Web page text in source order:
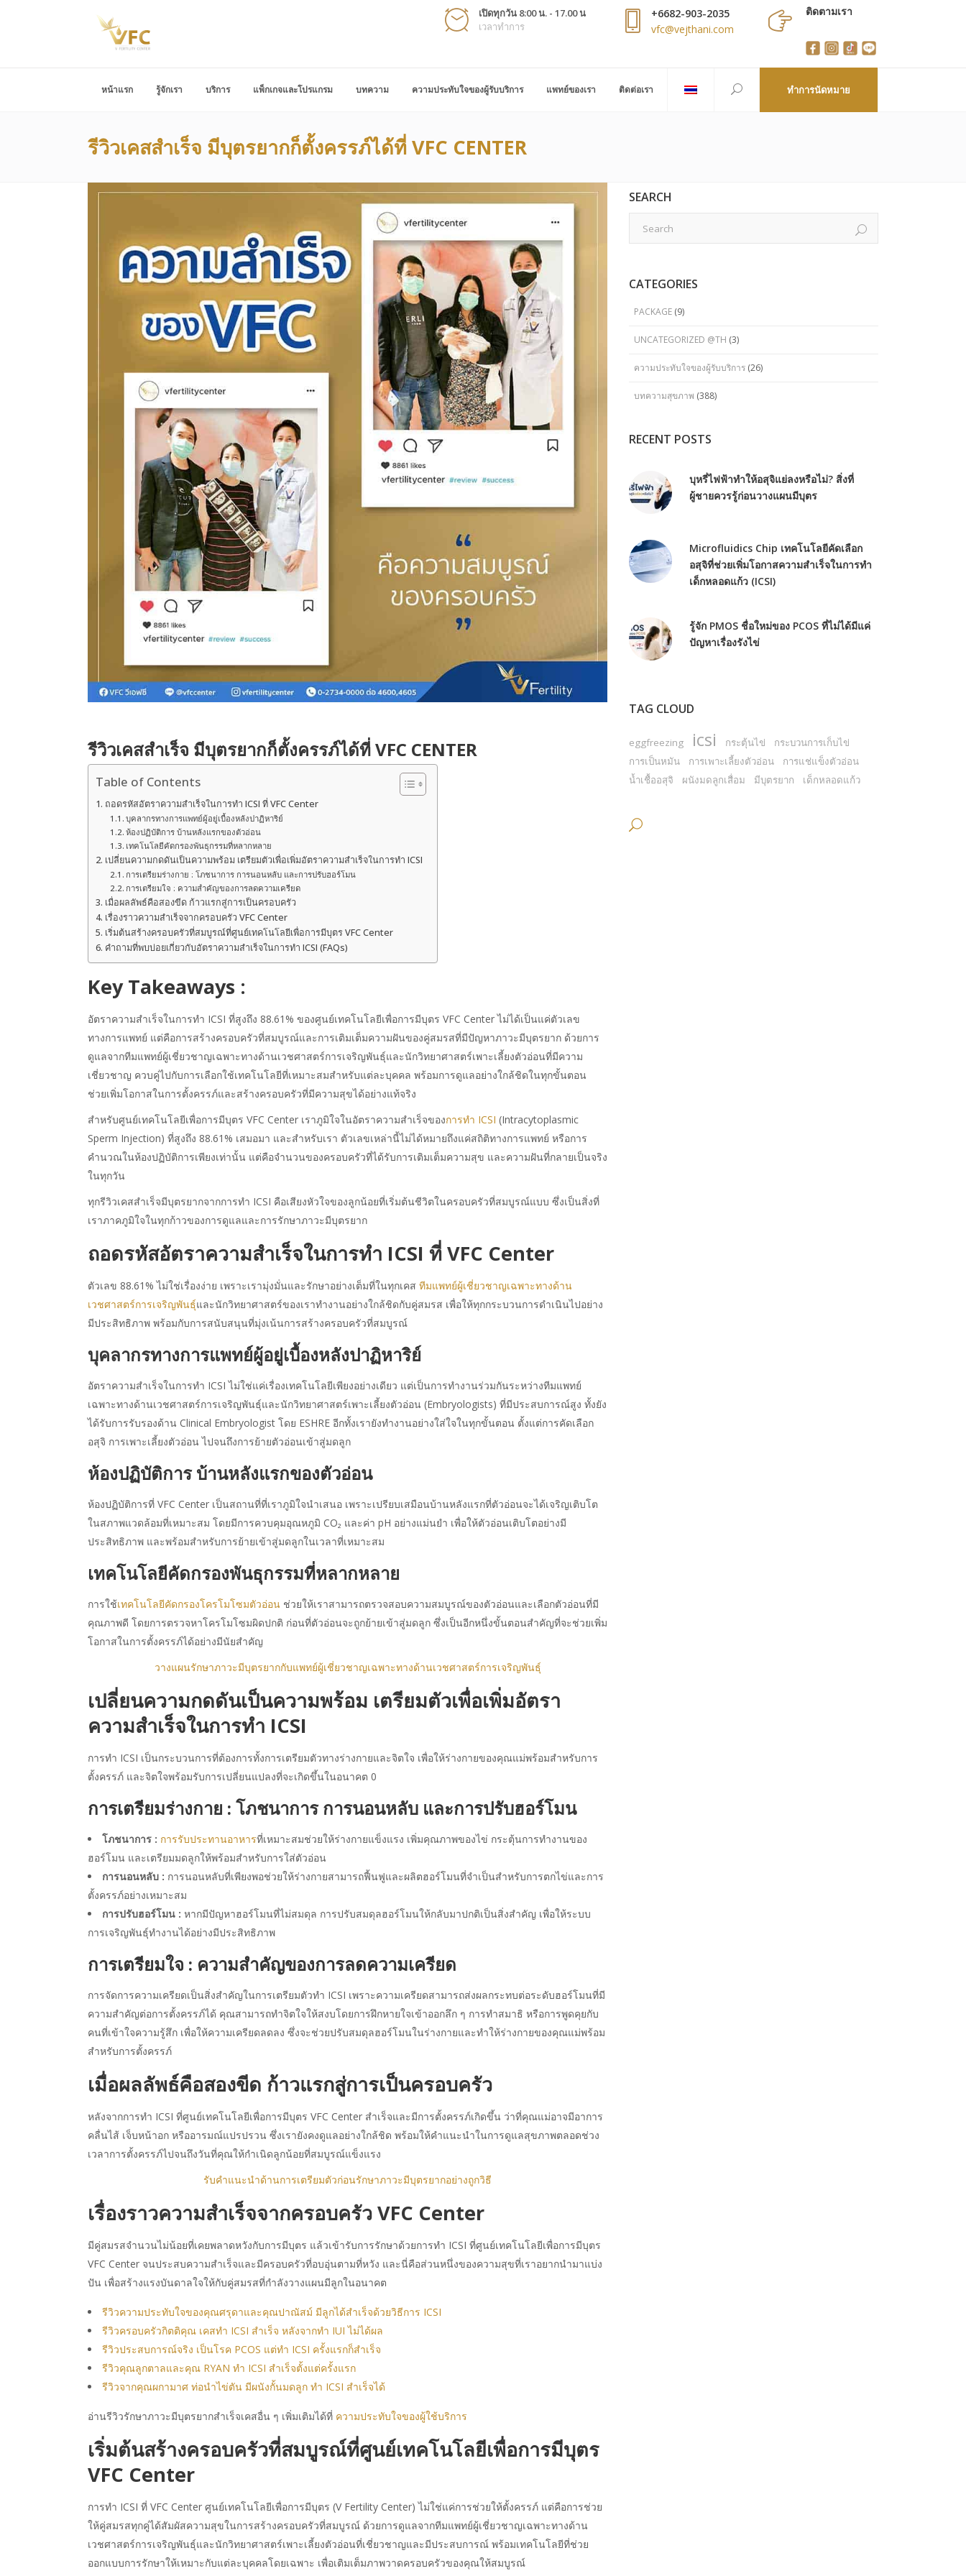
เปิดทุกวัน 8:00 น. - 17.00 น
เวลาทำการ
+6682-903-2035
vfc@vejthani.com
ติดตามเรา
หน้าแรก รู้จักเรา บริการ แพ็กเกจและโปรแกรม บทความ ความประทับใจของผู้รับบริการ แพทย์ของเรา ติดต่อเรา ทำการนัดหมาย
รีวิวเคสสำเร็จ มีบุตรยากก็ตั้งครรภ์ได้ที่ VFC CENTER
รีวิวเคสสำเร็จ มีบุตรยากก็ตั้งครรภ์ได้ที่ VFC CENTER
Table of Contents
ถอดรหัสอัตราความสำเร็จในการทำ ICSI ที่ VFC Center
บุคลากรทางการแพทย์ผู้อยู่เบื้องหลังปาฏิหาริย์
ห้องปฏิบัติการ บ้านหลังแรกของตัวอ่อน
เทคโนโลยีคัดกรองพันธุกรรมที่หลากหลาย
เปลี่ยนความกดดันเป็นความพร้อม เตรียมตัวเพื่อเพิ่มอัตราความสำเร็จในการทำ ICSI
การเตรียมร่างกาย : โภชนาการ การนอนหลับ และการปรับฮอร์โมน
การเตรียมใจ : ความสำคัญของการลดความเครียด
เมื่อผลลัพธ์คือสองขีด ก้าวแรกสู่การเป็นครอบครัว
เรื่องราวความสำเร็จจากครอบครัว VFC Center
เริ่มต้นสร้างครอบครัวที่สมบูรณ์ที่ศูนย์เทคโนโลยีเพื่อการมีบุตร VFC Center
คำถามที่พบบ่อยเกี่ยวกับอัตราความสำเร็จในการทำ ICSI (FAQs)
Key Takeaways :
อัตราความสำเร็จในการทำ ICSI ที่สูงถึง 88.61% ของศูนย์เทคโนโลยีเพื่อการมีบุตร VFC Center ไม่ได้เป็นแค่ตัวเลข
ทางการแพทย์ แต่คือการสร้างครอบครัวที่สมบูรณ์และการเติมเต็มความฝันของคู่สมรสที่มีปัญหาภาวะมีบุตรยาก ด้วยการ
ดูแลจากทีมแพทย์ผู้เชี่ยวชาญเฉพาะทางด้านเวชศาสตร์การเจริญพันธุ์และนักวิทยาศาสตร์เพาะเลี้ยงตัวอ่อนที่มีความ
เชี่ยวชาญ ควบคู่ไปกับการเลือกใช้เทคโนโลยีที่เหมาะสมสำหรับแต่ละบุคคล พร้อมการดูแลอย่างใกล้ชิดในทุกขั้นตอน
ช่วยเพิ่มโอกาสในการตั้งครรภ์และสร้างครอบครัวที่มีความสุขได้อย่างแท้จริง
สำหรับศูนย์เทคโนโลยีเพื่อการมีบุตร VFC Center เราภูมิใจในอัตราความสำเร็จของการทำ ICSI (Intracytoplasmic
Sperm Injection) ที่สูงถึง 88.61% เสมอมา และสำหรับเรา ตัวเลขเหล่านี้ไม่ได้หมายถึงแค่สถิติทางการแพทย์ หรือการ
คำนวณในห้องปฏิบัติการเพียงเท่านั้น แต่คือจำนวนของครอบครัวที่ได้รับการเติมเต็มความสุข และความฝันที่กลายเป็นจริง
ในทุกวัน
ทุกรีวิวเคสสำเร็จมีบุตรยากจากการทำ ICSI คือเสียงหัวใจของลูกน้อยที่เริ่มต้นชีวิตในครอบครัวที่สมบูรณ์แบบ ซึ่งเป็นสิ่งที่
เราภาคภูมิใจในทุกก้าวของการดูแลและการรักษาภาวะมีบุตรยาก
ถอดรหัสอัตราความสำเร็จในการทำ ICSI ที่ VFC Center
ตัวเลข 88.61% ไม่ใช่เรื่องง่าย เพราะเรามุ่งมั่นและรักษาอย่างเต็มที่ในทุกเคส ทีมแพทย์ผู้เชี่ยวชาญเฉพาะทางด้าน
เวชศาสตร์การเจริญพันธุ์และนักวิทยาศาสตร์ของเราทำงานอย่างใกล้ชิดกับคู่สมรส เพื่อให้ทุกกระบวนการดำเนินไปอย่าง
มีประสิทธิภาพ พร้อมกับการสนับสนุนที่มุ่งเน้นการสร้างครอบครัวที่สมบูรณ์
บุคลากรทางการแพทย์ผู้อยู่เบื้องหลังปาฏิหาริย์
อัตราความสำเร็จในการทำ ICSI ไม่ใช่แค่เรื่องเทคโนโลยีเพียงอย่างเดียว แต่เป็นการทำงานร่วมกันระหว่างทีมแพทย์
เฉพาะทางด้านเวชศาสตร์การเจริญพันธุ์และนักวิทยาศาสตร์เพาะเลี้ยงตัวอ่อน (Embryologists) ที่มีประสบการณ์สูง ทั้งยัง
ได้รับการรับรองด้าน Clinical Embryologist โดย ESHRE อีกทั้งเรายังทำงานอย่างใส่ใจในทุกขั้นตอน ตั้งแต่การคัดเลือก
อสุจิ การเพาะเลี้ยงตัวอ่อน ไปจนถึงการย้ายตัวอ่อนเข้าสู่มดลูก
ห้องปฏิบัติการ บ้านหลังแรกของตัวอ่อน
ห้องปฏิบัติการที่ VFC Center เป็นสถานที่ที่เราภูมิใจนำเสนอ เพราะเปรียบเสมือนบ้านหลังแรกที่ตัวอ่อนจะได้เจริญเติบโต
ในสภาพแวดล้อมที่เหมาะสม โดยมีการควบคุมอุณหภูมิ CO₂ และค่า pH อย่างแม่นยำ เพื่อให้ตัวอ่อนเติบโตอย่างมี
ประสิทธิภาพ และพร้อมสำหรับการย้ายเข้าสู่มดลูกในเวลาที่เหมาะสม
เทคโนโลยีคัดกรองพันธุกรรมที่หลากหลาย
การใช้เทคโนโลยีคัดกรองโครโมโซมตัวอ่อน ช่วยให้เราสามารถตรวจสอบความสมบูรณ์ของตัวอ่อนและเลือกตัวอ่อนที่มี
คุณภาพดี โดยการตรวจหาโครโมโซมผิดปกติ ก่อนที่ตัวอ่อนจะถูกย้ายเข้าสู่มดลูก ซึ่งเป็นอีกหนึ่งขั้นตอนสำคัญที่จะช่วยเพิ่ม
โอกาสในการตั้งครรภ์ได้อย่างมีนัยสำคัญ
วางแผนรักษาภาวะมีบุตรยากกับแพทย์ผู้เชี่ยวชาญเฉพาะทางด้านเวชศาสตร์การเจริญพันธุ์
เปลี่ยนความกดดันเป็นความพร้อม เตรียมตัวเพื่อเพิ่มอัตรา
ความสำเร็จในการทำ ICSI
การทำ ICSI เป็นกระบวนการที่ต้องการทั้งการเตรียมตัวทางร่างกายและจิตใจ เพื่อให้ร่างกายของคุณแม่พร้อมสำหรับการ
ตั้งครรภ์ และจิตใจพร้อมรับการเปลี่ยนแปลงที่จะเกิดขึ้นในอนาคต 0
การเตรียมร่างกาย : โภชนาการ การนอนหลับ และการปรับฮอร์โมน
โภชนาการ : การรับประทานอาหารที่เหมาะสมช่วยให้ร่างกายแข็งแรง เพิ่มคุณภาพของไข่ กระตุ้นการทำงานของ
ฮอร์โมน และเตรียมมดลูกให้พร้อมสำหรับการใส่ตัวอ่อน
การนอนหลับ : การนอนหลับที่เพียงพอช่วยให้ร่างกายสามารถฟื้นฟูและผลิตฮอร์โมนที่จำเป็นสำหรับการตกไข่และการ
ตั้งครรภ์อย่างเหมาะสม
การปรับฮอร์โมน : หากมีปัญหาฮอร์โมนที่ไม่สมดุล การปรับสมดุลฮอร์โมนให้กลับมาปกติเป็นสิ่งสำคัญ เพื่อให้ระบบ
การเจริญพันธุ์ทำงานได้อย่างมีประสิทธิภาพ
การเตรียมใจ : ความสำคัญของการลดความเครียด
การจัดการความเครียดเป็นสิ่งสำคัญในการเตรียมตัวทำ ICSI เพราะความเครียดสามารถส่งผลกระทบต่อระดับฮอร์โมนที่มี
ความสำคัญต่อการตั้งครรภ์ได้ คุณสามารถทำจิตใจให้สงบโดยการฝึกหายใจเข้าออกลึก ๆ การทำสมาธิ หรือการพูดคุยกับ
คนที่เข้าใจความรู้สึก เพื่อให้ความเครียดลดลง ซึ่งจะช่วยปรับสมดุลฮอร์โมนในร่างกายและทำให้ร่างกายของคุณแม่พร้อม
สำหรับการตั้งครรภ์
เมื่อผลลัพธ์คือสองขีด ก้าวแรกสู่การเป็นครอบครัว
หลังจากการทำ ICSI ที่ศูนย์เทคโนโลยีเพื่อการมีบุตร VFC Center สำเร็จและมีการตั้งครรภ์เกิดขึ้น ว่าที่คุณแม่อาจมีอาการ
คลื่นไส้ เจ็บหน้าอก หรืออารมณ์แปรปรวน ซึ่งเรายังคงดูแลอย่างใกล้ชิด พร้อมให้คำแนะนำในการดูแลสุขภาพตลอดช่วง
เวลาการตั้งครรภ์ไปจนถึงวันที่คุณให้กำเนิดลูกน้อยที่สมบูรณ์แข็งแรง
รับคำแนะนำด้านการเตรียมตัวก่อนรักษาภาวะมีบุตรยากอย่างถูกวิธี
เรื่องราวความสำเร็จจากครอบครัว VFC Center
มีคู่สมรสจำนวนไม่น้อยที่เคยพลาดหวังกับการมีบุตร แล้วเข้ารับการรักษาด้วยการทำ ICSI ที่ศูนย์เทคโนโลยีเพื่อการมีบุตร
VFC Center จนประสบความสำเร็จและมีครอบครัวที่อบอุ่นตามที่หวัง และนี่คือส่วนหนึ่งของความสุขที่เราอยากนำมาแบ่ง
ปัน เพื่อสร้างแรงบันดาลใจให้กับคู่สมรสที่กำลังวางแผนมีลูกในอนาคต
รีวิวความประทับใจของคุณศรุดาและคุณปาณัสม์ มีลูกได้สำเร็จด้วยวิธีการ ICSI
รีวิวครอบครัวกิตติคุณ เคสทำ ICSI สำเร็จ หลังจากทำ IUI ไม่ได้ผล
รีวิวประสบการณ์จริง เป็นโรค PCOS แต่ทำ ICSI ครั้งแรกก็สำเร็จ
รีวิวคุณลูกตาลและคุณ RYAN ทำ ICSI สำเร็จตั้งแต่ครั้งแรก
รีวิวจากคุณผกามาศ ท่อนำไข่ตัน มีผนังกั้นมดลูก ทำ ICSI สำเร็จได้
อ่านรีวิวรักษาภาวะมีบุตรยากสำเร็จเคสอื่น ๆ เพิ่มเติมได้ที่ ความประทับใจของผู้ใช้บริการ
เริ่มต้นสร้างครอบครัวที่สมบูรณ์ที่ศูนย์เทคโนโลยีเพื่อการมีบุตร
VFC Center
การทำ ICSI ที่ VFC Center ศูนย์เทคโนโลยีเพื่อการมีบุตร (V Fertility Center) ไม่ใช่แค่การช่วยให้ตั้งครรภ์ แต่คือการช่วย
ให้คู่สมรสทุกคู่ได้สัมผัสความสุขในการสร้างครอบครัวที่สมบูรณ์ ด้วยการดูแลจากทีมแพทย์ผู้เชี่ยวชาญเฉพาะทางด้าน
เวชศาสตร์การเจริญพันธุ์และนักวิทยาศาสตร์เพาะเลี้ยงตัวอ่อนที่เชี่ยวชาญและมีประสบการณ์ พร้อมเทคโนโลยีที่ช่วย
ออกแบบการรักษาให้เหมาะกับแต่ละบุคคลโดยเฉพาะ เพื่อเติมเต็มภาพวาดครอบครัวของคุณให้สมบูรณ์
SEARCH
CATEGORIES
PACKAGE (9)
UNCATEGORIZED @TH (3)
ความประทับใจของผู้รับบริการ (26)
บทความสุขภาพ (388)
RECENT POSTS
บุหรี่ไฟฟ้าทำให้อสุจิแย่ลงหรือไม่? สิ่งที่
ผู้ชายควรรู้ก่อนวางแผนมีบุตร
Microfluidics Chip เทคโนโลยีคัดเลือก
อสุจิที่ช่วยเพิ่มโอกาสความสำเร็จในการทำ
เด็กหลอดแก้ว (ICSI)
รู้จัก PMOS ชื่อใหม่ของ PCOS ที่ไม่ได้มีแค่
ปัญหาเรื่องรังไข่
TAG CLOUD
eggfreezing icsi กระตุ้นไข่
กระบวนการเก็บไข่
การเป็นหมัน
การเพาะเลี้ยงตัวอ่อน
การแช่แข็งตัวอ่อน
น้ำเชื้ออสุจิ
ผนังมดลูกเสื่อม มีบุตรยาก เด็กหลอดแก้ว